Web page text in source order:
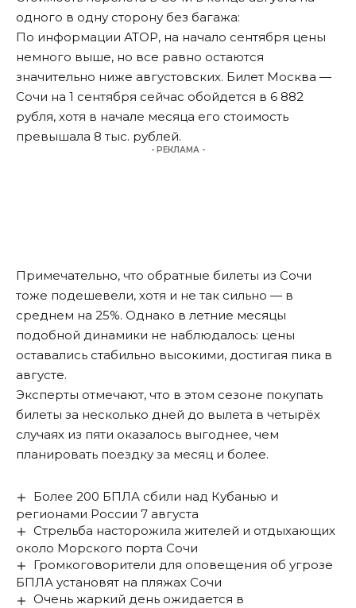
одного в одну сторону без багажа:
По информации АТОР, на начало сентября цены
немного выше, но все равно остаются
значительно ниже августовских. Билет Москва —
Сочи на 1 сентября сейчас обойдется в 6 882
рубля, хотя в начале месяца его стоимость
превышала 8 тыс. рублей.
- РЕКЛАМА -
Примечательно, что обратные билеты из Сочи
тоже подешевели, хотя и не так сильно — в
среднем на 25%. Однако в летние месяцы
подобной динамики не наблюдалось: цены
оставались стабильно высокими, достигая пика в
августе.
Эксперты отмечают, что в этом сезоне покупать
билеты за несколько дней до вылета в четырёх
случаях из пяти оказалось выгоднее, чем
планировать поездку за месяц и более.
Более 200 БПЛА сбили над Кубанью и
регионами России 7 августа
Стрельба насторожила жителей и отдыхающих
около Морского порта Сочи
Громкоговорители для оповещения об угрозе
БПЛА установят на пляжах Сочи
Очень жаркий день ожидается в